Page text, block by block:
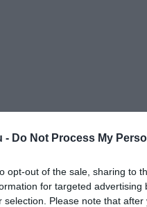
- Do Not Process My
opt-out of the sale, sharing to
for targeted
selection. Please note that
hogy hiteles és